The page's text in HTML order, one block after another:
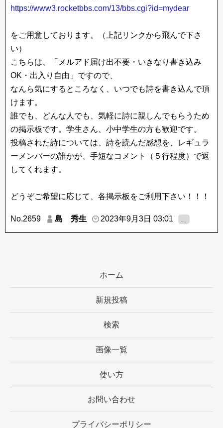
https://www3.rocketbbs.com/13/bbs.cgi?id=mydear
をご用意しております。（上記リンクから飛んで下さ
い）
こちらは、「メルアド届け出不要・いきなり書き込み
OK・出入り自由」ですので、
なんら気にするところなく、いつでも詩を書き込んで頂
けます。
誰でも、どんな人でも、気軽に詩に親しんでもらうため
の掲示板です。学生さん、小中学生の方も歓迎です。
投稿された詩については、詩を読んだ感想を、レギュラ
ーメンバーの誰かが、手短なコメント（５行程度）で返
してくれます。
どうぞご希望に応じて、各掲示板をご利用下さい！！！
No.2659 島 秀生 2023年9月3日 03:01
ホーム
新規投稿
検索
画像一覧
使い方
お問い合わせ
プライバシーポリシー